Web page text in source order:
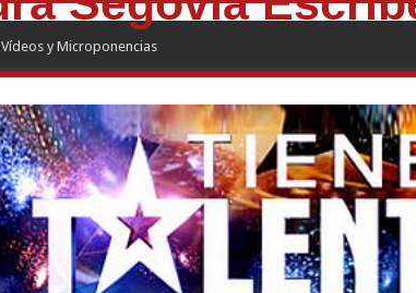
Vídeos y Microponencias